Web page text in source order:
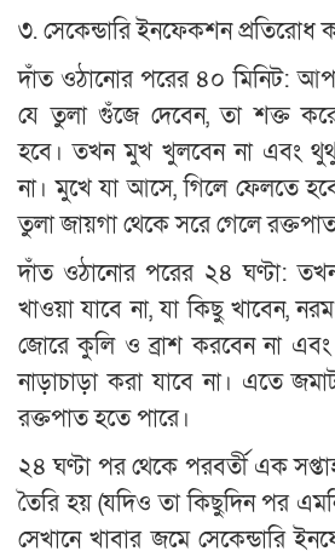
৩. সেকেন্ডারি ইনফেকশন প্রতিরোধ
দাঁত ওঠানোর পরের ৪০ মিনিট:
যে তুলা গুঁজে দেবেন, তা শক্ত
হবে। তখন মুখ খুলবেন না এবং থুথু
না। মুখে যা আসে, গিলে ফেলতে
তুলা জায়গা থেকে সরে গেলে
দাঁত ওঠানোর পরের ২৪ ঘণ্টা:
খাওয়া যাবে না, যা কিছু খাবেন,
জোরে কুলি ও ব্রাশ করবেন না এবং
নাড়াচাড়া করা যাবে না। এতে
রক্তপাত হতে পারে।
২৪ ঘণ্টা পর থেকে পরবর্তী এক
তৈরি হয় (যদিও তা কিছুদিন পর
সেখানে খাবার জমে সেকেন্ডারি